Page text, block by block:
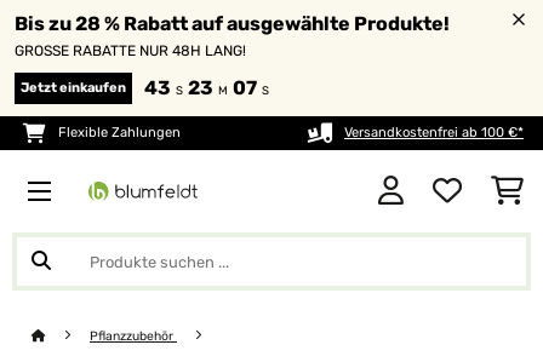
Bis zu 28 % Rabatt auf ausgewählte Produkte!
GROSSE RABATTE NUR 48H LANG!
Jetzt einkaufen 43 S 23 M 07 S
Flexible Zahlungen Versandkostenfrei ab 100 €*
Pflanzzubehör